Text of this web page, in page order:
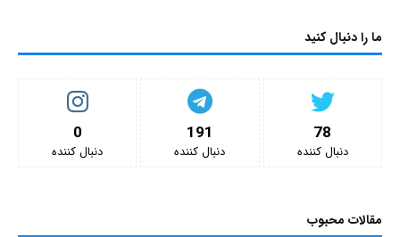
ما را دنبال کنید
0
دنبال کننده‌
191
دنبال کننده‌
78
دنبال کننده‌
مقالات محبوب